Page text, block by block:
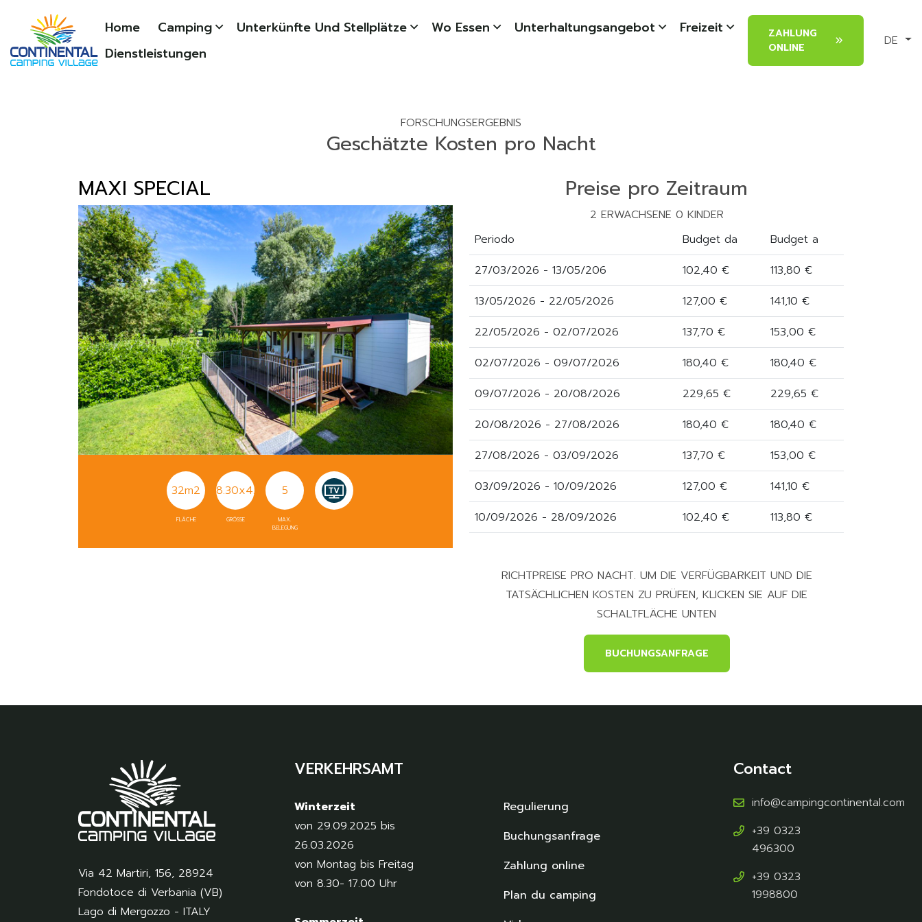
Home Camping Unterkünfte Und Stellplätze Wo Essen Unterhaltungsangebot
Freizeit
Dienstleistungen
ZAHLUNG
ONLINE
DE
FORSCHUNGSERGEBNIS
Geschätzte Kosten pro Nacht
MAXI SPECIAL
FLÄCHE
32m2
GRÖSSE
8.30x4.00
MAX.
BELEGUNG
5
Preise pro Zeitraum
2 ERWACHSENE 0 KINDER
Periodo
Budget da
Budget a
27/03/2026 - 13/05/206
102,40 €
113,80 €
13/05/2026 - 22/05/2026
127,00 €
141,10 €
22/05/2026 - 02/07/2026
137,70 €
153,00 €
02/07/2026 - 09/07/2026
180,40 €
180,40 €
09/07/2026 - 20/08/2026
229,65 €
229,65 €
20/08/2026 - 27/08/2026
180,40 €
180,40 €
27/08/2026 - 03/09/2026
137,70 €
153,00 €
03/09/2026 - 10/09/2026
127,00 €
141,10 €
10/09/2026 - 28/09/2026
102,40 € 113,80 €
RICHTPREISE PRO NACHT. UM DIE VERFÜGBARKEIT UND DIE
TATSÄCHLICHEN KOSTEN ZU PRÜFEN, KLICKEN SIE AUF DIE
SCHALTFLÄCHE UNTEN
BUCHUNGSANFRAGE
Via 42 Martiri, 156, 28924
Fondotoce di Verbania (VB)
Lago di Mergozzo - ITALY
VERKEHRSAMT
Winterzeit
von 29.09.2025 bis
26.03.2026
von Montag bis Freitag
von 8.30- 17.00 Uhr
Regulierung
Buchungsanfrage
Zahlung online
Plan du camping
Contact
info@campingcontinental.com
+39 0323
496300
+39 0323
1998800